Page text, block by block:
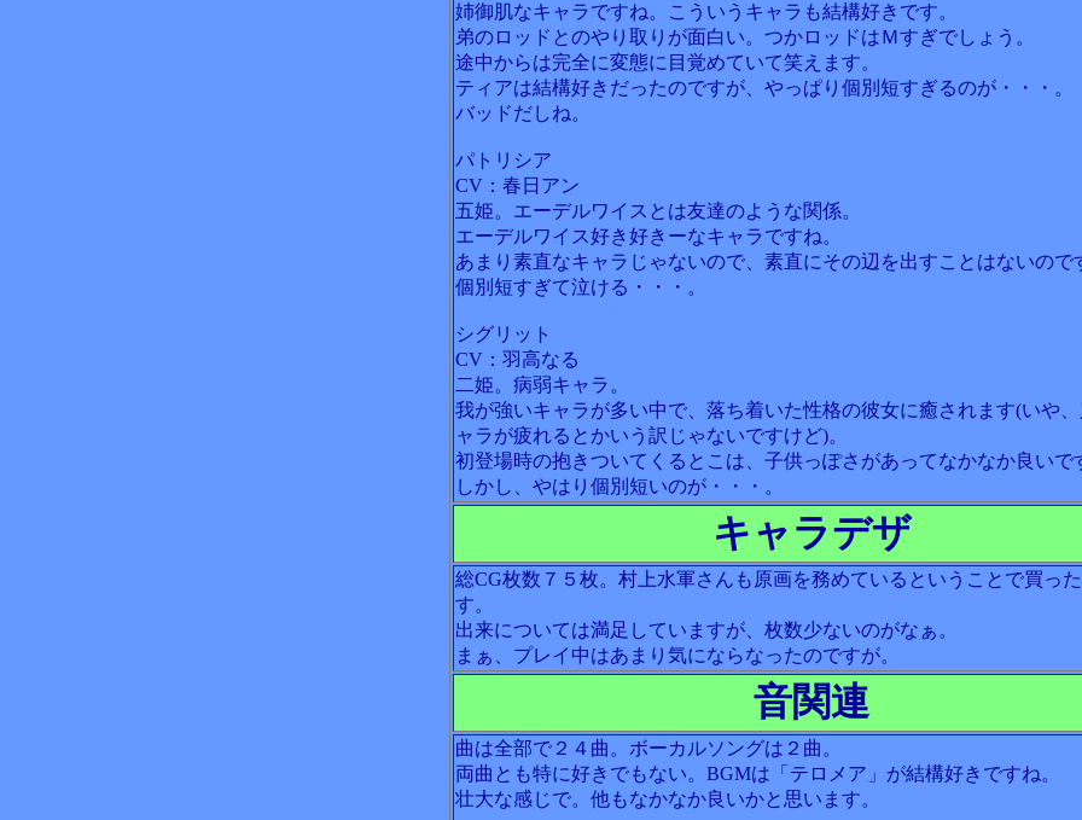
姉御肌なキャラですね。こういうキャラも結構好きです。
弟のロッドとのやり取りが面白い。つかロッドはＭすぎでしょう。
途中からは完全に変態に目覚めていて笑えます。
ティアは結構好きだったのですが、やっぱり個別短すぎるのが・・・。
バッドだしね。
パトリシア
CV：春日アン
五姫。エーデルワイスとは友達のような関係。
エーデルワイス好き好きーなキャラですね。
あまり素直なキャラじゃないので、素直にその辺を出すことはないので
個別短すぎて泣ける・・・。
シグリット
CV：羽高なる
二姫。病弱キャラ。
我が強いキャラが多い中で、落ち着いた性格の彼女に癒されます(いや
ャラが疲れるとかいう訳じゃないですけど)。
初登場時の抱きついてくるとこは、子供っぽさがあってなかなか良いで
しかし、やはり個別短いのが・・・。
キャラデザ
総CG枚数７５枚。村上水軍さんも原画を務めているということで買っ
す。
出来については満足していますが、枚数少ないのがなぁ。
まぁ、プレイ中はあまり気にならなったのですが。
音関連
曲は全部で２４曲。ボーカルソングは２曲。
両曲とも特に好きでもない。BGMは「テロメア」が結構好きですね。
壮大な感じで。他もなかなか良いかと思います。